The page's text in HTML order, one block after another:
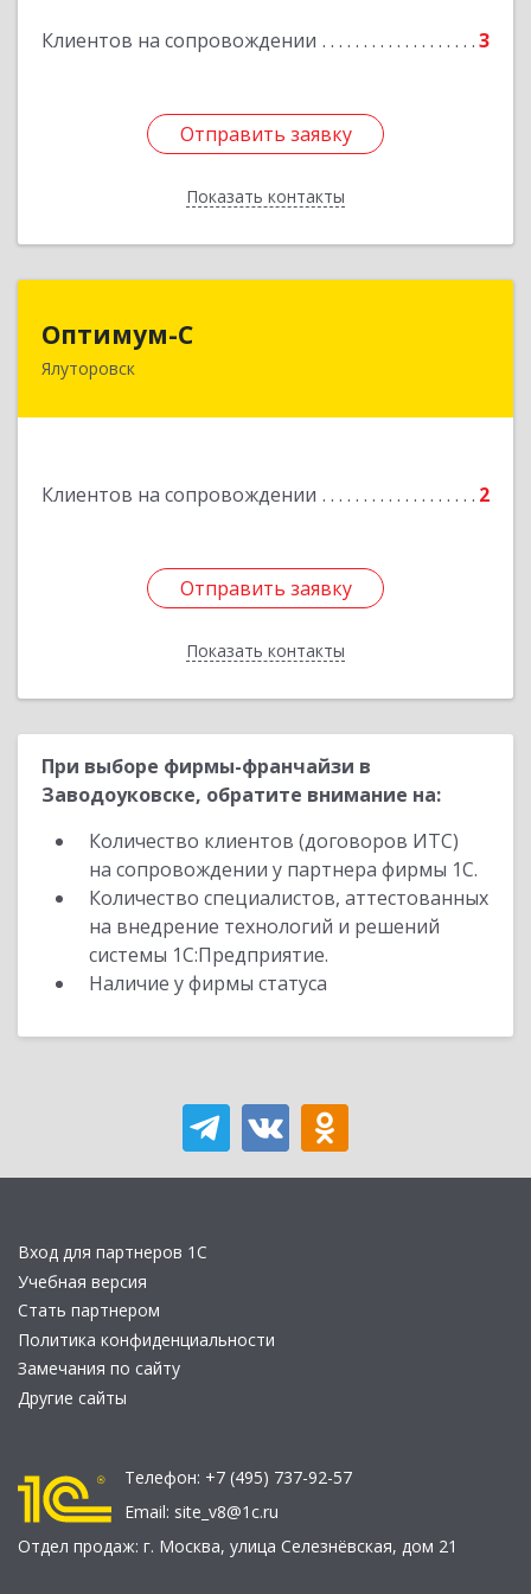
Клиентов на сопровождении 3
Отправить заявку
Показать контакты
Отправить заявку
Назад
Оптимум-С
Ялуторовск
Клиентов на сопровождении 2
Отправить заявку
Показать контакты
Отправить заявку
Назад
При выборе фирмы-франчайзи в
Заводоуковске, обратите внимание на:
Количество клиентов (договоров ИТС)
на сопровождении у партнера фирмы 1С.
Количество специалистов, аттестованных
на внедрение технологий и решений
системы 1С:Предприятие.
Наличие у фирмы статуса
Вход для партнеров 1С
Учебная версия
Стать партнером
Политика конфиденциальности
Замечания по сайту
Другие сайты
Телефон: +7 (495) 737-92-57
Email: site_v8@1c.ru
Отдел продаж: г. Москва, улица Селезнёвская, дом 21